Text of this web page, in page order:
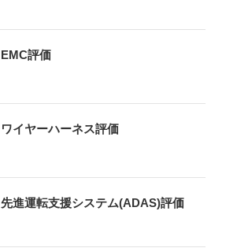
EMC評価
ワイヤーハーネス評価
先進運転支援システム(ADAS)評価